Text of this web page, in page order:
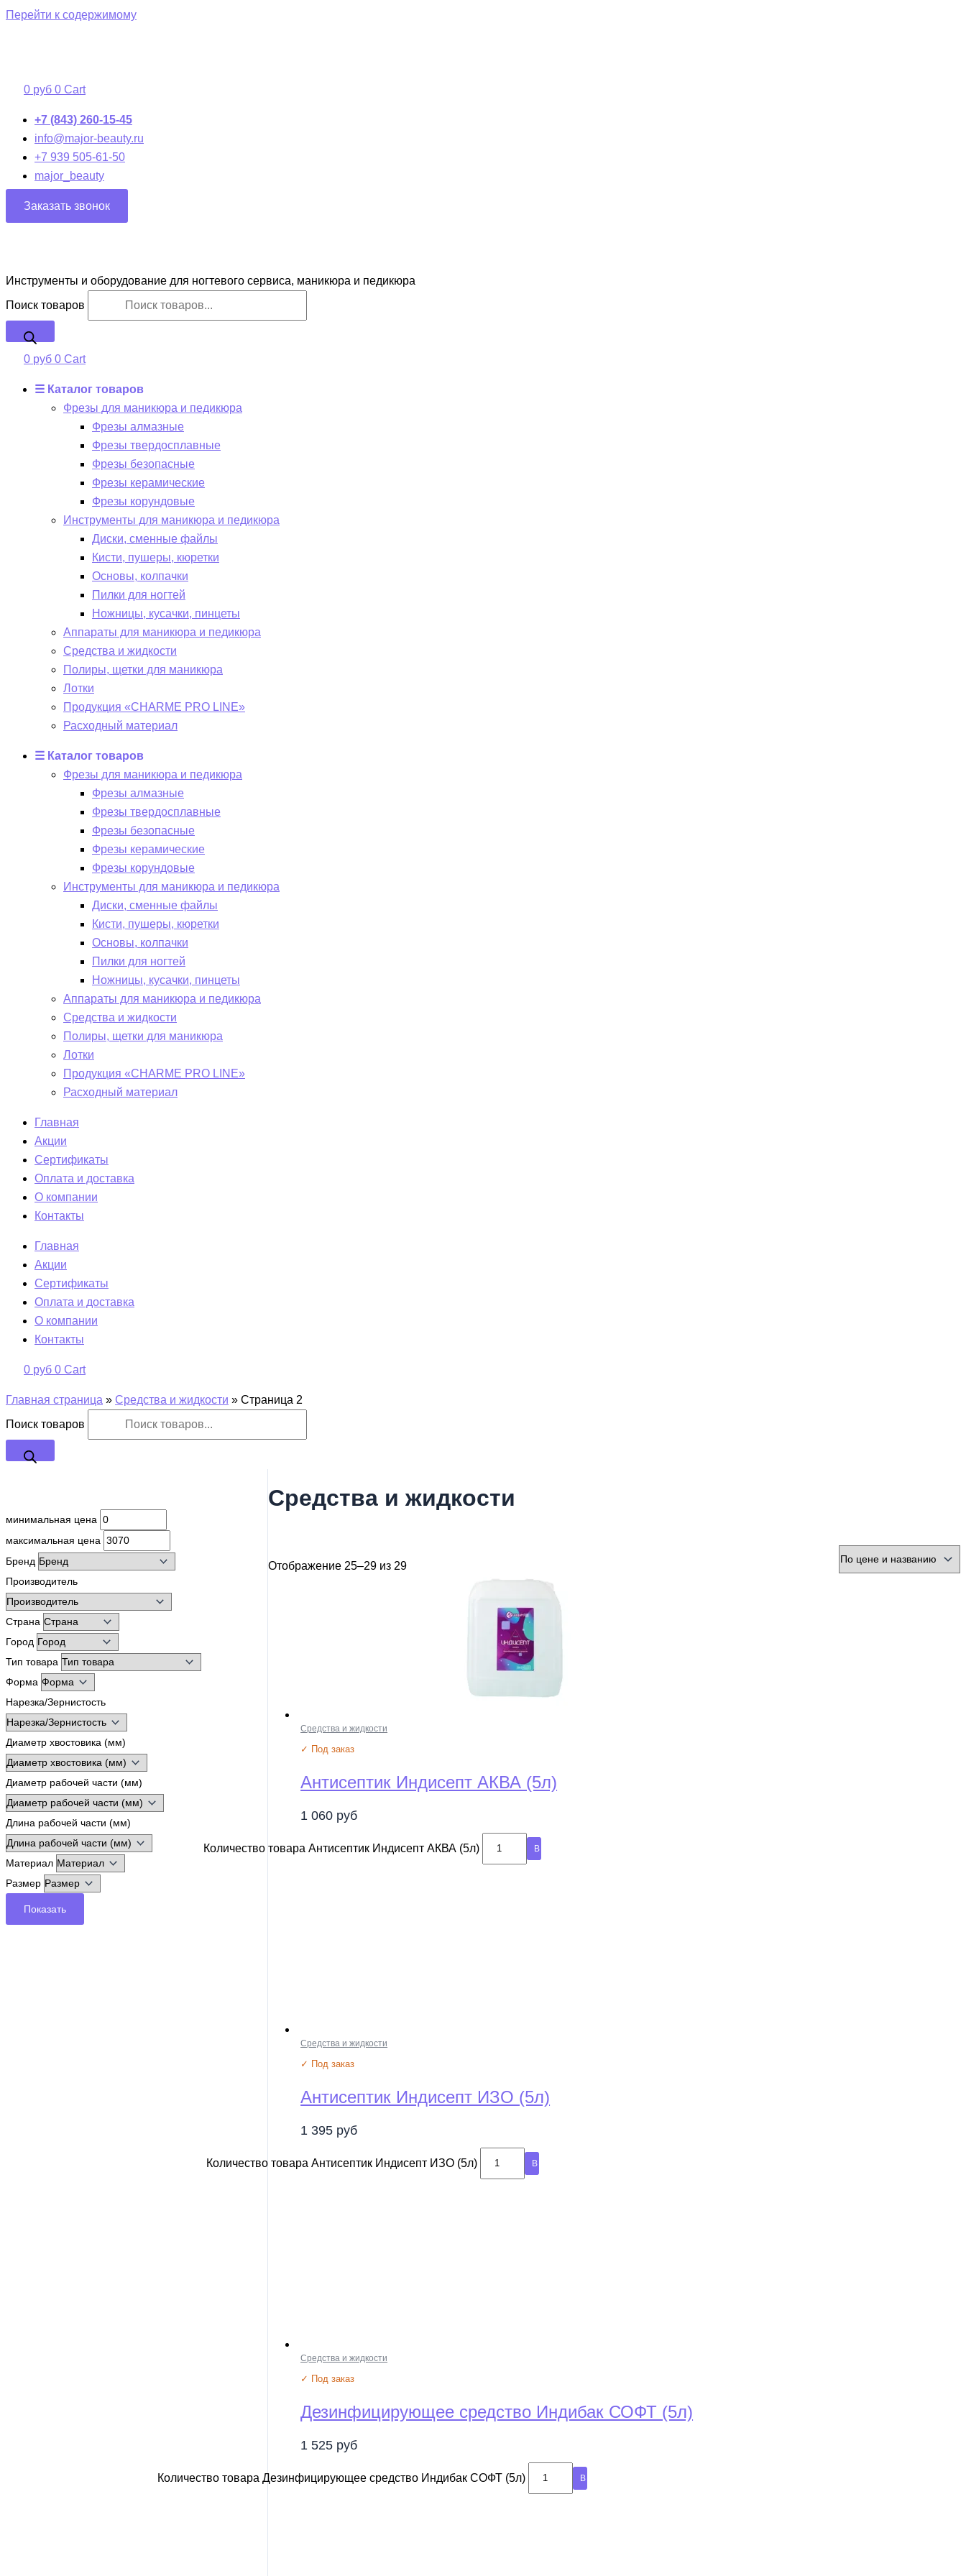
Перейти к содержимому
0 руб 0 Cart
+7 (843) 260-15-45
info@major-beauty.ru
+7 939 505-61-50
major_beauty
Заказать звонок
Инструменты и оборудование для ногтевого сервиса, маникюра и педикюра
Поиск товаров
0 руб 0 Cart
☰ Каталог товаров
Фрезы для маникюра и педикюра
Фрезы алмазные
Фрезы твердосплавные
Фрезы безопасные
Фрезы керамические
Фрезы корундовые
Инструменты для маникюра и педикюра
Диски, сменные файлы
Кисти, пушеры, кюретки
Основы, колпачки
Пилки для ногтей
Ножницы, кусачки, пинцеты
Аппараты для маникюра и педикюра
Средства и жидкости
Полиры, щетки для маникюра
Лотки
Продукция «CHARME PRO LINE»
Расходный материал
☰ Каталог товаров
Фрезы для маникюра и педикюра
Фрезы алмазные
Фрезы твердосплавные
Фрезы безопасные
Фрезы керамические
Фрезы корундовые
Инструменты для маникюра и педикюра
Диски, сменные файлы
Кисти, пушеры, кюретки
Основы, колпачки
Пилки для ногтей
Ножницы, кусачки, пинцеты
Аппараты для маникюра и педикюра
Средства и жидкости
Полиры, щетки для маникюра
Лотки
Продукция «CHARME PRO LINE»
Расходный материал
Главная
Акции
Сертификаты
Оплата и доставка
О компании
Контакты
Главная
Акции
Сертификаты
Оплата и доставка
О компании
Контакты
0 руб 0 Cart
Главная страница » Средства и жидкости » Страница 2
Поиск товаров
минимальная цена
максимальная цена
Бренд
Производитель
Страна
Город
Тип товара
Форма
Нарезка/Зернистость
Диаметр хвостовика (мм)
Диаметр рабочей части (мм)
Длина рабочей части (мм)
Материал
Размер
Показать
Средства и жидкости
Диаметр рабочей части (мм)
Длина рабочей части (мм)
Размер
Отображение 25–29 из 29
Средства и жидкости
✓ Под заказ
Антисептик Индисепт АКВА (5л)
1 060 руб
Количество товара Антисептик Индисепт АКВА (5л) В корзину
Средства и жидкости
✓ Под заказ
Антисептик Индисепт ИЗО (5л)
1 395 руб
Количество товара Антисептик Индисепт ИЗО (5л) В корзину
Средства и жидкости
✓ Под заказ
Дезинфицирующее средство Индибак СОФТ (5л)
1 525 руб
Количество товара Дезинфицирующее средство Индибак СОФТ (5л) В корзину